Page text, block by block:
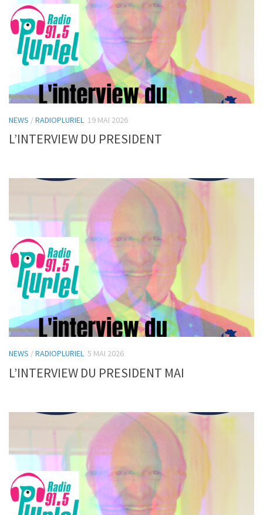
NEWS /RADIOPLURIEL 19 MAI 2026
L’INTERVIEW DU PRESIDENT
NEWS /RADIOPLURIEL 5 MAI 2026
L’INTERVIEW DU PRESIDENT MAI